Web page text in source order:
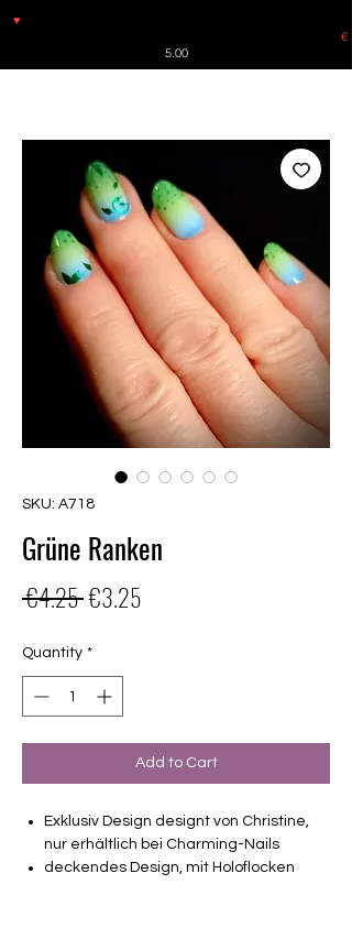
♥
€
5.00
SKU: A718
Grüne Ranken
€4.25 Regular
€3.25
Quantity *
Add to Cart
Exklusiv Design designt von Christine,
nur erhältlich bei Charming-Nails
deckendes Design, mit Holoflocken